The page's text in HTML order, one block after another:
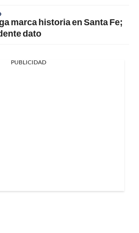
marca historia en Santa Fe;
dato
PUBLICIDAD